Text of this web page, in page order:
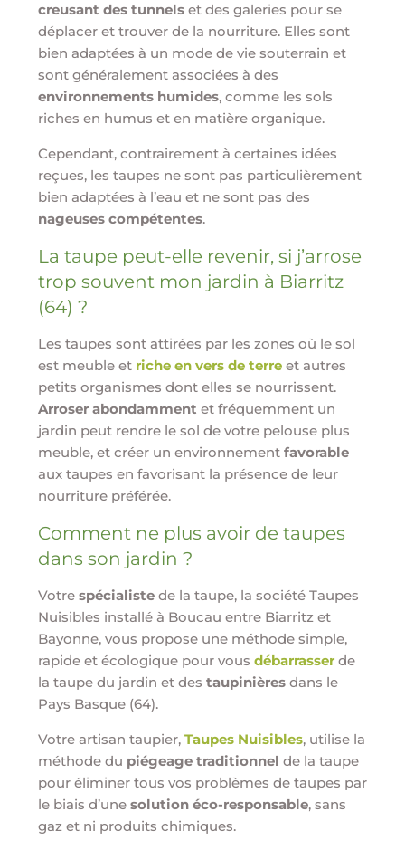
creusant des tunnels et des galeries pour se
déplacer et trouver de la nourriture. Elles sont
bien adaptées à un mode de vie souterrain et
sont généralement associées à des
environnements humides, comme les sols
riches en humus et en matière organique.
Cependant, contrairement à certaines idées
reçues, les taupes ne sont pas particulièrement
bien adaptées à l’eau et ne sont pas des
nageuses compétentes.
La taupe peut-elle revenir, si j’arrose
trop souvent mon jardin à Biarritz
(64) ?
Les taupes sont attirées par les zones où le sol
est meuble et riche en vers de terre et autres
petits organismes dont elles se nourrissent.
Arroser abondamment et fréquemment un
jardin peut rendre le sol de votre pelouse plus
meuble, et créer un environnement favorable
aux taupes en favorisant la présence de leur
nourriture préférée.
Comment ne plus avoir de taupes
dans son jardin ?
Votre spécialiste de la taupe, la société Taupes
Nuisibles installé à Boucau entre Biarritz et
Bayonne, vous propose une méthode simple,
rapide et écologique pour vous débarrasser de
la taupe du jardin et des taupinières dans le
Pays Basque (64).
Votre artisan taupier, Taupes Nuisibles, utilise la
méthode du piégeage traditionnel de la taupe
pour éliminer tous vos problèmes de taupes par
le biais d’une solution éco-responsable, sans
gaz et ni produits chimiques.